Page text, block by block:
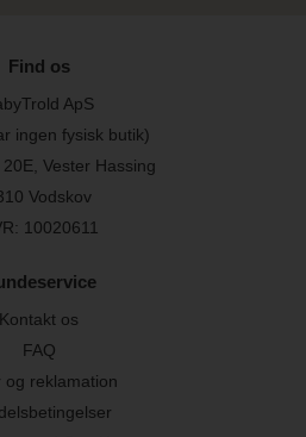
Find os
ApS
ingen fysisk butik)
Vester Hassing
Vodskov
10020611
Kontakt os
FAQ
og reklamation